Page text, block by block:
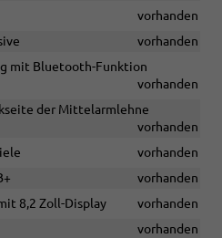
vorhanden
vorhanden
mit Bluetooth-Funktion
vorhanden
der Mittelarmlehne
vorhanden
vorhanden
vorhanden
8,2 Zoll-Display
vorhanden
vorhanden